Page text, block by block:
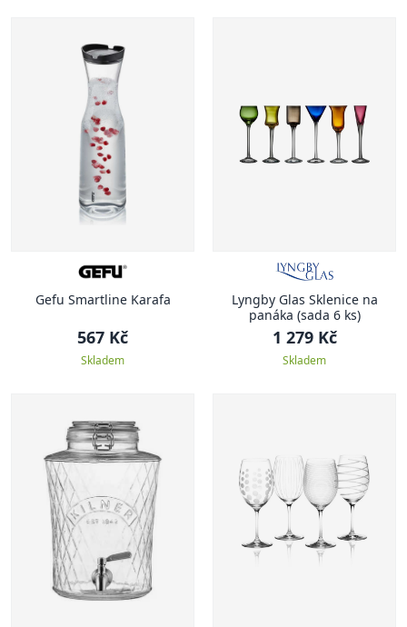
Gefu Smartline Karafa
567 Kč
Skladem
Lyngby Glas Sklenice na
panáka (sada 6 ks)
1 279 Kč
Skladem